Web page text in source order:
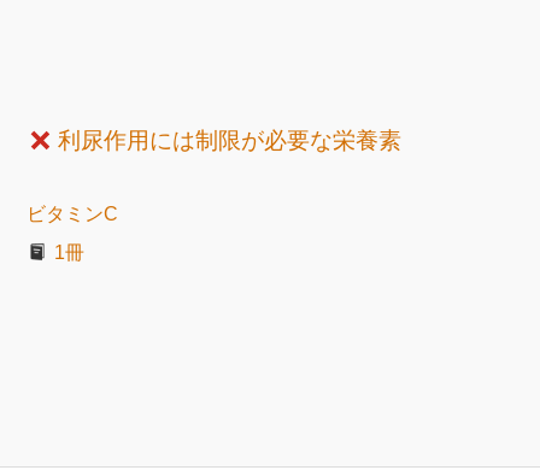
利尿作用には制限が必要な栄養素
ビタミンC
1冊